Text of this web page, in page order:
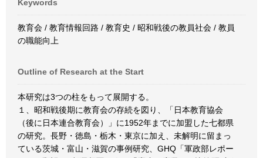
Keywords
教育会 / 教育情報回路 / 教育史 / 昭和戦後の教員社会 / 教員
の職能向上
Outline of Research at the Start
本研究は3つの柱をもって展開する。
１、昭和戦後期に教育会の存続を図り、「日本教育協会
（後に日本連合教育会）」に1952年までに加盟した七都県
の研究。長野・徳島・栃木・東京に加え、未解明に留まっ
ている茨城・富山・滋賀の事例研究、GHQ「軍政部レポー